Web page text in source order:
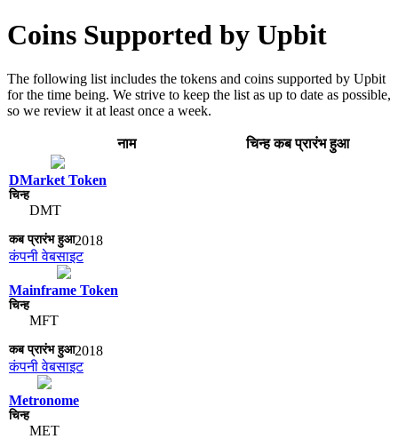
Coins Supported by Upbit
The following list includes the tokens and coins supported by Upbit
for the time being. We strive to keep the list as up to date as possible,
so we review it at least once a week.
नाम चिन्ह​ कब प्रारंभ हुआ
DMarket Token
DMT
2018
कंपनी वेबसाइट
Mainframe Token
MFT
2018
कंपनी वेबसाइट
Metronome
MET